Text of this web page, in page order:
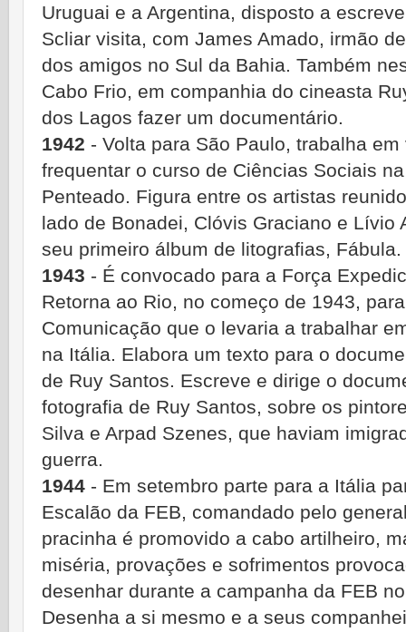
Uruguai e a Argentina, disposto a
Scliar visita, com James Amado, irmão
dos amigos no Sul da Bahia. Também
Cabo Frio, em companhia do cineasta
dos Lagos fazer um documentário.
1942 - Volta para São Paulo, trabalha
frequentar o curso de Ciências Sociais
Penteado. Figura entre os artistas
lado de Bonadei, Clóvis Graciano e Lívio
seu primeiro álbum de litografias, Fábula.
1943 - É convocado para a Força
Retorna ao Rio, no começo de 1943,
Comunicação que o levaria a trabalhar
na Itália. Elabora um texto para o
de Ruy Santos. Escreve e dirige o
fotografia de Ruy Santos, sobre os
Silva e Arpad Szenes, que haviam
guerra.
1944 - Em setembro parte para a Itália
Escalão da FEB, comandado pelo
pracinha é promovido a cabo artilheiro,
miséria, provações e sofrimentos
desenhar durante a campanha da FEB
Desenha a si mesmo e a seus